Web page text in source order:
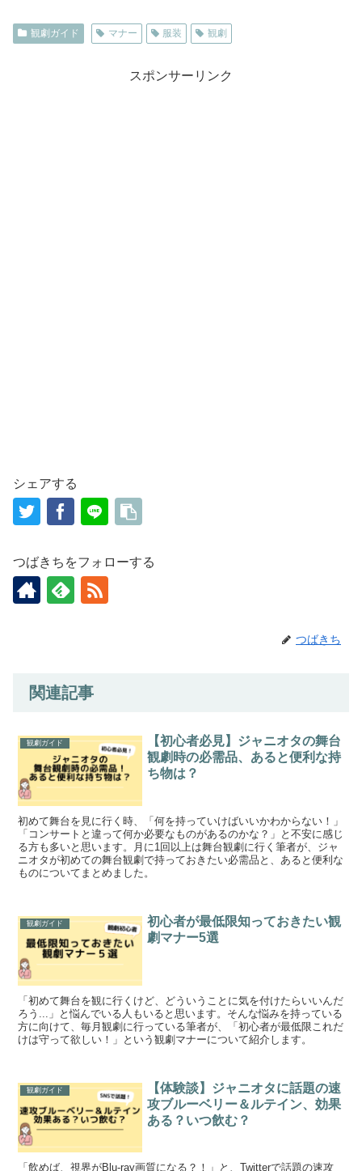
観劇ガイド マナー 服装 観劇
スポンサーリンク
シェアする
つばきちをフォローする
つばきち
関連記事
観劇ガイド
【初心者必見】ジャニオタの舞台
観劇時の必需品、あると便利な持
ち物は？
初めて舞台を見に行く時、「何を持っていけばいいかわからない！」
「コンサートと違って何か必要なものがあるのかな？」と不安に感じ
る方も多いと思います。月に1回以上は舞台観劇に行く筆者が、ジャ
ニオタが初めての舞台観劇で持っておきたい必需品と、あると便利な
ものについてまとめました。
観劇ガイド
初心者が最低限知っておきたい観
劇マナー5選
「初めて舞台を観に行くけど、どういうことに気を付けたらいいんだ
ろう...」と悩んでいる人もいると思います。そんな悩みを持っている
方に向けて、毎月観劇に行っている筆者が、「初心者が最低限これだ
けは守って欲しい！」という観劇マナーについて紹介します。
観劇ガイド
【体験談】ジャニオタに話題の速
攻ブルーベリー＆ルテイン、効果
ある？いつ飲む？
「飲めば、視界がBlu-ray画質になる？！」と、Twitterで話題の速攻